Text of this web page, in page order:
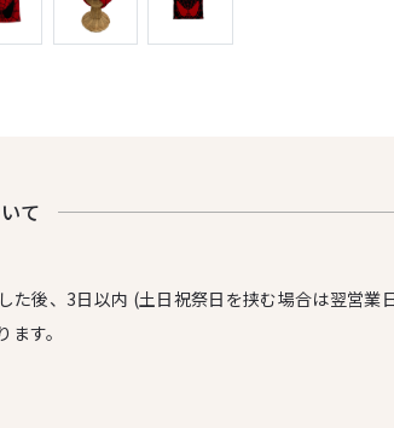
て
た後、3日以内 (土日祝祭日を挟む場合は翌営業
す。